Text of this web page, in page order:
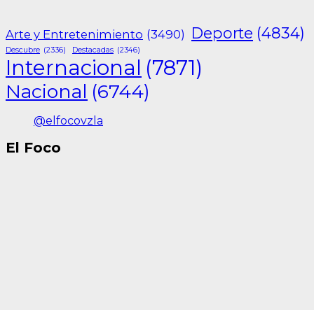
Arte y Entretenimiento (3490) Deporte (4834)
Descubre (2336) Destacadas (2346)
Internacional (7871)
Nacional (6744)
@elfocovzla
El Foco